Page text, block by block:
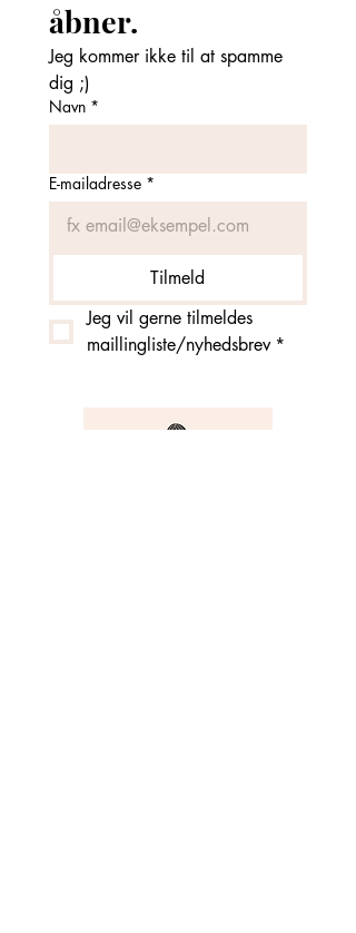
Jeg kommer ikke til at spamme
dig ;)
Navn *
E-mailadresse *
Tilmeld
Jeg vil gerne tilmeldes
maillingliste/nyhedsbrev *